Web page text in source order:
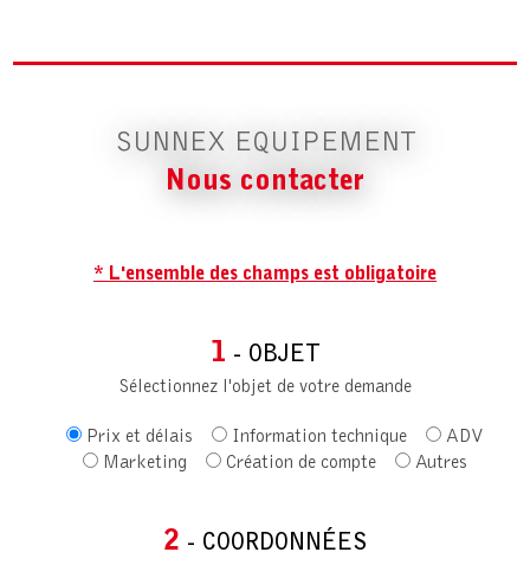
SUNNEX EQUIPEMENT
Nous contacter
* L'ensemble des champs est obligatoire
1 - OBJET
Sélectionnez l'objet de votre demande
Prix et délais Information technique
ADV
Marketing
Création de compte Autres
2 - COORDONNÉES